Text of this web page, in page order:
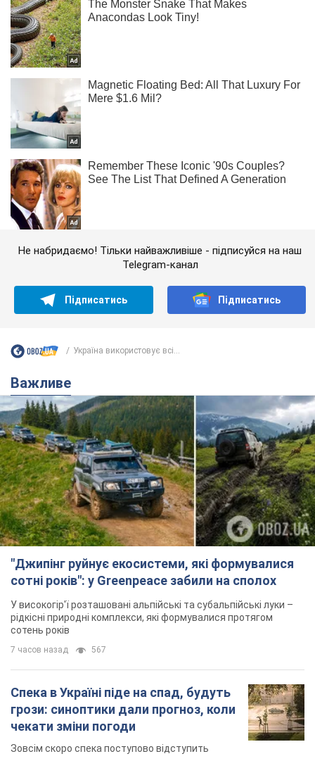
Не набридаємо! Тільки найважливіше - підписуйся на наш
Telegram-канал
Підписатись Підписатись
Україна використовує всі...
Важливе
"Джипінг руйнує екосистеми, які формувалися
сотні років": у Greenpeace забили на сполох
У високогір'ї розташовані альпійські та субальпійські луки –
рідкісні природні комплекси, які формувалися протягом
сотень років
7 часов назад 567
Спека в Україні піде на спад, будуть
грози: синоптики дали прогноз, коли
чекати зміни погоди
Зовсім скоро спека поступово відступить